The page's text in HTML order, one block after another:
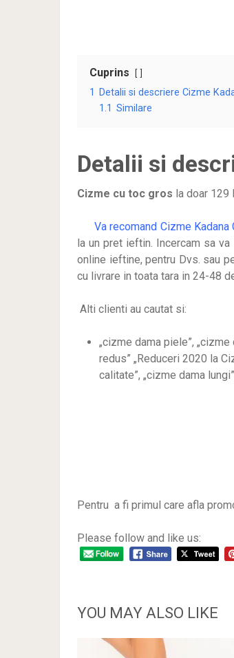
Cuprins
1
Detalii si descriere Cizme
1.1 Similare
Detalii si
Cizme cu toc gros la doar 129
Va recomand Cizme
la un pret ieftin. Incercam sa
online ieftine, pentru Dvs. sau
cu livrare in toata tara in 24-48
Alti clienti au cautat si:
„cizme dama piele”,
redus” „Reduceri 2020 la
calitate”, „cizme dama
Pentru a fi primul care afla
Please follow and like us:
YOU MAY ALSO LIKE